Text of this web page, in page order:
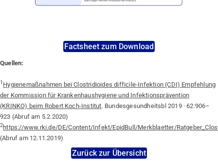
Factsheet zum Download
Quellen:
1 Hygienemaßnahmen bei Clostridioides difficile-Infektion (CDI) Empfehlung
der Kommission für Krankenhaushygiene und Infektionsprävention
(KRINKO) beim Robert Koch-Institut. Bundesgesundheitsbl 2019 · 62:906–
923 (Abruf am 5.2.2020)
2https://www.rki.de/DE/Content/Infekt/EpidBull/Merkblaetter/
(Abruf am 12.11.2019)
Zurück zur Übersicht